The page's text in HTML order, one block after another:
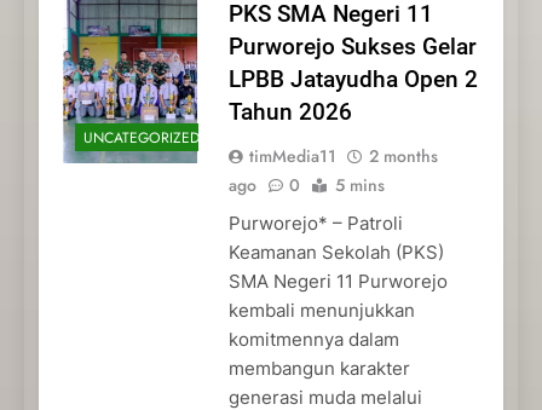
UNCATEGORIZED
PKS SMA Negeri 11
Purworejo Sukses Gelar
LPBB Jatayudha Open 2
Tahun 2026
timMedia11
2 months
ago
0 5 mins
Purworejo* – Patroli
Keamanan Sekolah (PKS)
SMA Negeri 11 Purworejo
kembali menunjukkan
komitmennya dalam
membangun karakter
generasi muda melalui